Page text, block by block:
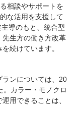
相談やサポートを
な活用を支援して
導のもと、統合型
生方の働き方改革
続けています。
ランについては、20
。カラー・モノクロ
用できることは、